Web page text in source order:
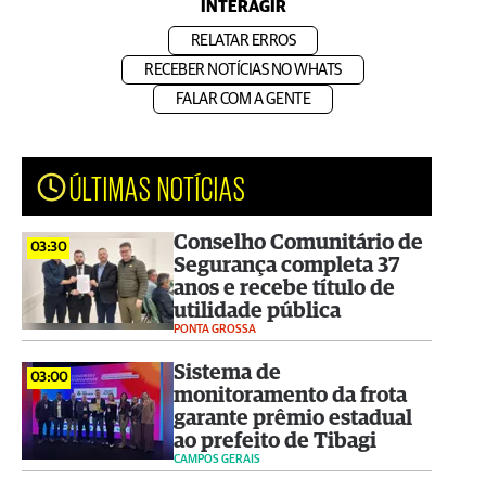
INTERAGIR
RELATAR ERROS
RECEBER NOTÍCIAS NO WHATS
FALAR COM A GENTE
ÚLTIMAS NOTÍCIAS
03:30
Conselho Comunitário de
Segurança completa 37
anos e recebe título de
utilidade pública
PONTA GROSSA
03:00
Sistema de
monitoramento da frota
garante prêmio estadual
ao prefeito de Tibagi
CAMPOS GERAIS